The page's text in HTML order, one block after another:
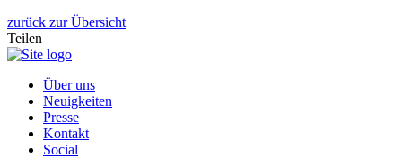
zurück zur Übersicht
Teilen
Über uns
Neuigkeiten
Presse
Kontakt
Social